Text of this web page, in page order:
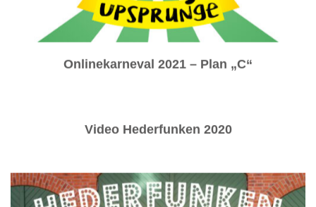
Onlinekarneval 2021 – Plan „C“
Video Hederfunken 2020